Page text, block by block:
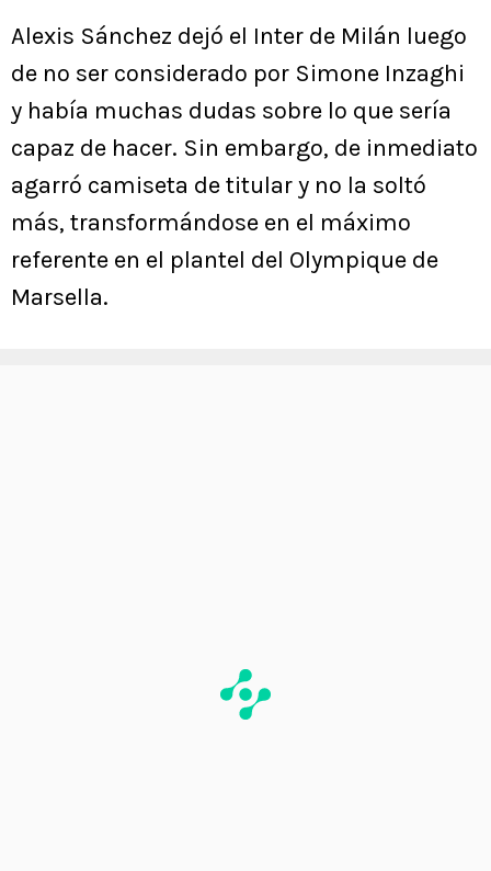
Alexis Sánchez dejó el Inter de Milán luego
de no ser considerado por Simone Inzaghi
y había muchas dudas sobre lo que sería
capaz de hacer. Sin embargo, de inmediato
agarró camiseta de titular y no la soltó
más, transformándose en el máximo
referente en el plantel del Olympique de
Marsella.